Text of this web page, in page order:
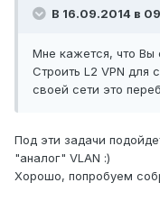
В 16.09.2014 в
Мне кажется, что Вы
Строить L2 VPN для
своей сети это
Под эти задачи
"аналог" VLAN :)
Хорошо, попробуем